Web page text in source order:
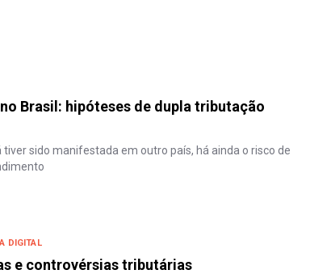
Brasil: hipóteses de dupla tributação
tiver sido manifestada em outro país, há ainda o risco de
DIGITAL
e controvérsias tributárias